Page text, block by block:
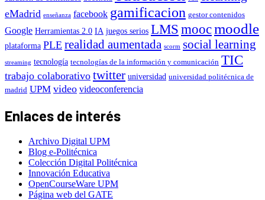
eMadrid enseñanza facebook gamificacion gestor contenidos
Google Herramientas 2.0 IA juegos serios LMS moocmoodle
plataforma PLE realidad aumentada scorm social learning
streaming tecnología tecnologías de la información y comunicación TIC
trabajo colaborativo twitter universidad universidad politécnica de
madrid UPM video videoconferencia
Enlaces de interés
Archivo Digital UPM
Blog e-Politécnica
Colección Digital Politécnica
Innovación Educativa
OpenCourseWare UPM
Página web del GATE